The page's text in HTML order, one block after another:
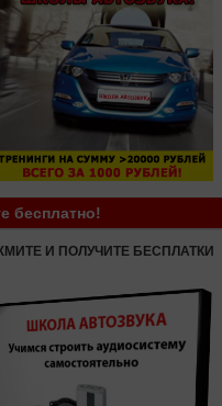
бесплатно!
И ПОЛУЧИТЕ БЕСПЛАТКИ